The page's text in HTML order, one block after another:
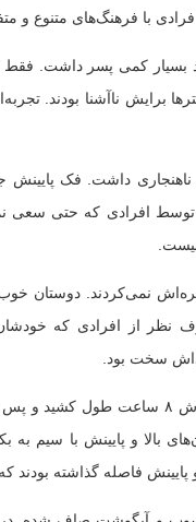
با فرهنگ‌های متنوع و
بسیار کمی پسر داشت.
گذشته‌اش، دخترها برایش ناآشنا
داشت. فک پایینش
که حتی سعی
نمی‌کردند. دوستان
نظر از افرادی که
سخت بود.
ساعت ۷ صبح به اتاق عمل رفت و